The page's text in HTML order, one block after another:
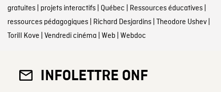
gratuites| projets interactifs| Québec Ressources éducatives|
ressources pédagogiques| Richard Desjardins| Theodore Ushev|
Torill Kove Vendredi cinéma Web Webdoc
INFOLETTRE ONF